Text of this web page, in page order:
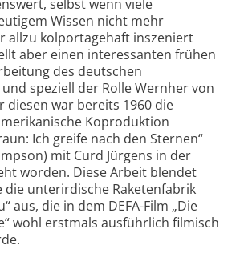
selbst wenn viele
Wissen nicht mehr
allzu kolportagehaft inszeniert
aber einen interessanten frühen
des deutschen
speziell der Rolle Wernher von
diesen war bereits 1960 die
Koproduktion
Ich greife nach den Sternen“
mit Curd Jürgens in der
worden. Diese Arbeit blendet
die unterirdische Raketenfabrik
aus, die in dem DEFA-Film „Die
wohl erstmals ausführlich filmisch